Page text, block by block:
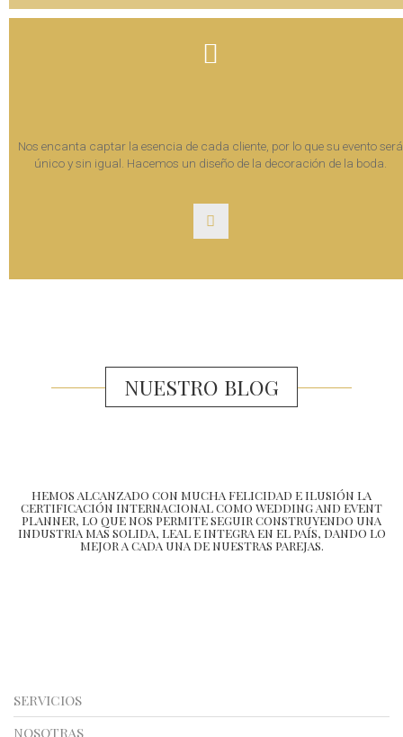
Nos encanta captar la esencia de cada cliente, por lo que su evento será
único y sin igual. Hacemos un diseño de la decoración de la boda.
NUESTRO BLOG
HEMOS ALCANZADO CON MUCHA FELICIDAD E ILUSIÓN LA
CERTIFICACIÓN INTERNACIONAL COMO WEDDING AND EVENT
PLANNER, LO QUE NOS PERMITE SEGUIR CONSTRUYENDO UNA
INDUSTRIA MAS SOLIDA, LEAL E INTEGRA EN EL PAÍS, DANDO LO
MEJOR A CADA UNA DE NUESTRAS PAREJAS.
SERVICIOS
NOSOTRAS